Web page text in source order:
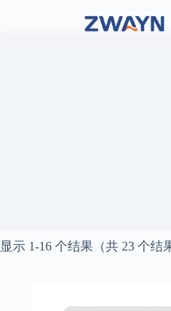
显示 1-16 个结果（共 23 个结